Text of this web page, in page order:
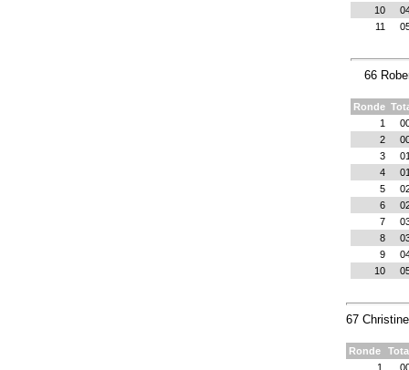
10
11
66
Ronde
1
2
3
4
5
6
7
8
9
10
67
Ronde
1